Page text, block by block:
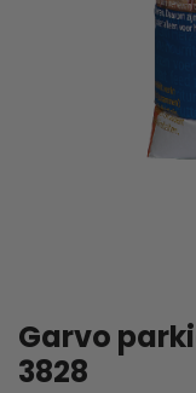
Garvo
3828